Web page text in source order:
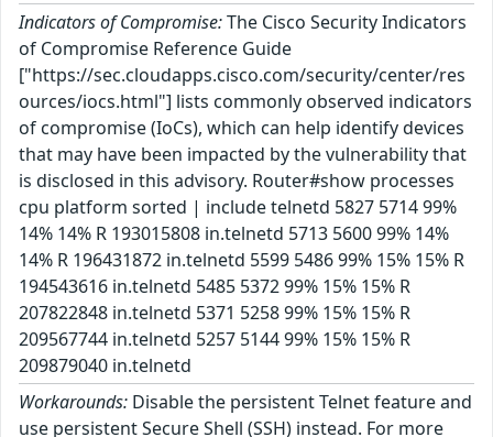
Indicators of Compromise:The Cisco Security Indicators
of Compromise Reference Guide
["https://sec.cloudapps.cisco.com/security/center/res
ources/iocs.html"] lists commonly observed indicators
of compromise (IoCs), which can help identify devices
that may have been impacted by the vulnerability that
is disclosed in this advisory. Router#show processes
cpu platform sorted | include telnetd 5827 5714 99%
14% 14% R 193015808 in.telnetd 5713 5600 99% 14%
14% R 196431872 in.telnetd 5599 5486 99% 15% 15% R
194543616 in.telnetd 5485 5372 99% 15% 15% R
207822848 in.telnetd 5371 5258 99% 15% 15% R
209567744 in.telnetd 5257 5144 99% 15% 15% R
209879040 in.telnetd
Workarounds: Disable the persistent Telnet feature and
use persistent Secure Shell (SSH) instead. For more